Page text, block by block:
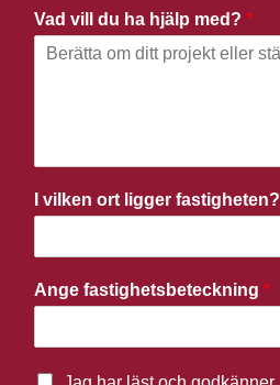
Vad vill du ha hjälp med? *
I vilken ort ligger fastigheten?
Ange fastighetsbeteckning *